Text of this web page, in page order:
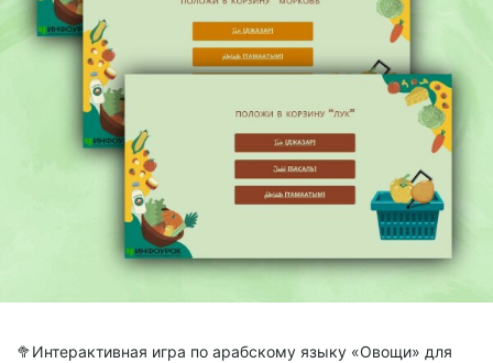
🥦Интерактивная игра по арабскому языку «Овощи» для